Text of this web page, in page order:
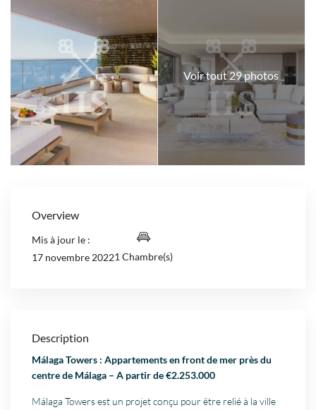
Voir tout 29 photos
Overview
Mis à jour le :
17 novembre 20221 Chambre(s)
Description
Málaga Towers : Appartements en front de mer près du
centre de Málaga – A partir de €2.253.000
Málaga Towers est un projet conçu pour être relié à la ville